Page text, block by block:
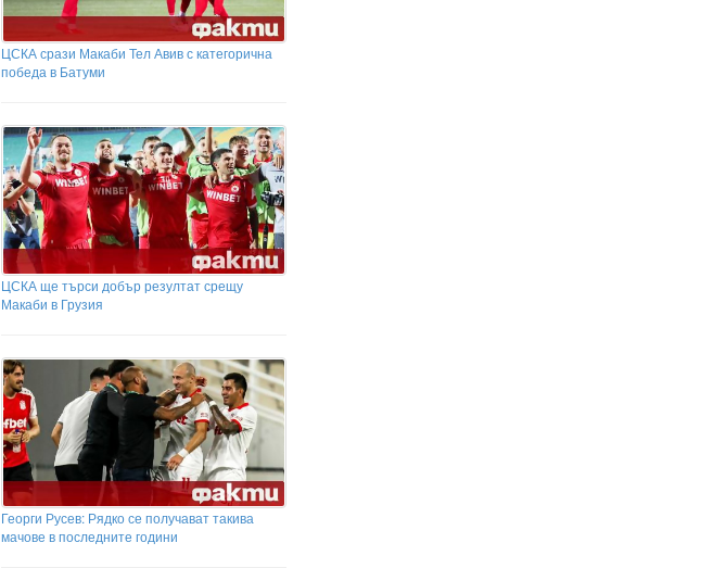
ЦСКА срази Макаби Тел Авив с категорична
победа в Батуми
ЦСКА ще търси добър резултат срещу
Макаби в Грузия
Георги Русев: Рядко се получават такива
мачове в последните години